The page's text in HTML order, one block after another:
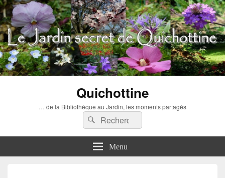
Quichottine
… de la Bibliothèque au Jardin, les moments partagés
Recherche :
Rechercher
Menu